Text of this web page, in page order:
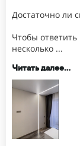
Достаточно ли
Чтобы ответить
несколько ...
Читать далее...